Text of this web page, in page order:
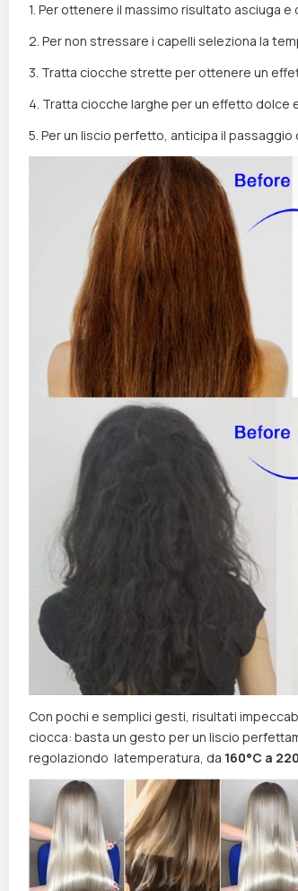
1. Per ottenere il massimo risultato asciuga
2. Per non stressare i capelli seleziona la
3. Tratta ciocche strette per ottenere un
4. Tratta ciocche larghe per un effetto dolce
5. Per un liscio perfetto, anticipa il
Con pochi e semplici gesti, risultati
ciocca: basta un gesto per un liscio
regolaziondo latemperatura, da 160°C a